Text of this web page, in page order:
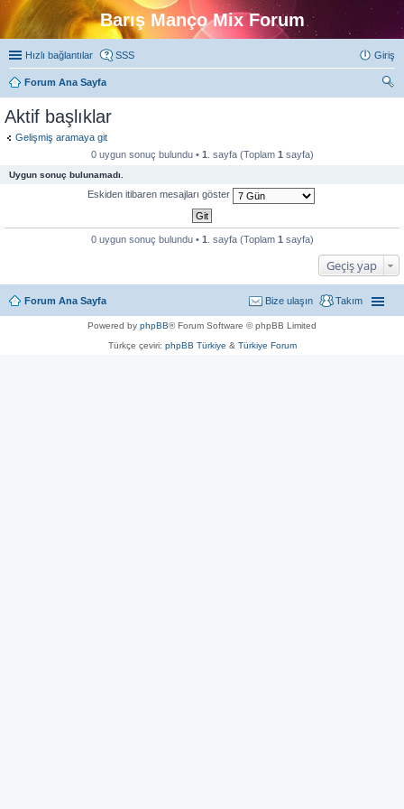
Barış Manço Mix Forum
Hızlı bağlantılar SSS Giriş
Forum Ana Sayfa
Aktif başlıklar
Gelişmiş aramaya git
0 uygun sonuç bulundu • 1 . sayfa (Toplam 1 sayfa)
Uygun sonuç bulunamadı.
Eskiden itibaren mesajları göster
0 uygun sonuç bulundu • 1 . sayfa (Toplam 1 sayfa)
Geçiş yap
Forum Ana Sayfa Takım
Bize ulaşın
Powered by phpBB® Forum Software © phpBB Limited
Türkçe çeviri: phpBB Türkiye & Türkiye Forum